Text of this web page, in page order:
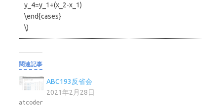
y_4=y_1+(x_2-x_1)
\end{cases}
\)
関連記事
ABC193反省会
2021年2月28日
atcoder